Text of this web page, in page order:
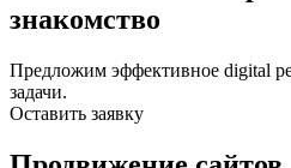
знакомство
Предложим эффективное digital
задачи.
Оставить заявку